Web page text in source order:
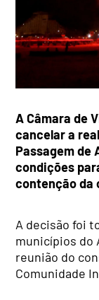
A Câmara de
cancelar a
Passagem de
condições
contenção da
A decisão foi
municípios do
reunião do
Comunidade